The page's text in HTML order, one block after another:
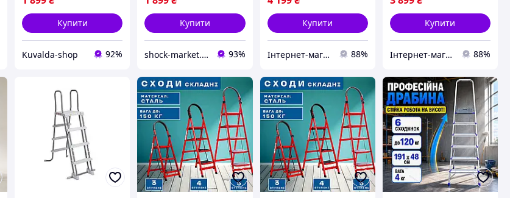
Купити
Kuvalda-shop 92%
Купити
shock-market.in.ua 93%
Купити
Інтернет-магазин "Vel24" 88%
Купити
Інтернет-магазин "Vel24" 88%